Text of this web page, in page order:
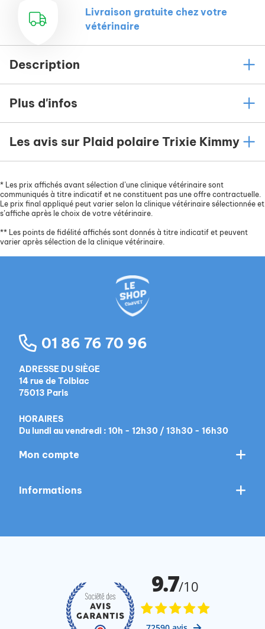
Livraison gratuite chez votre
vétérinaire
Description
Plus d'infos
Les avis sur Plaid polaire Trixie Kimmy
* Les prix affichés avant sélection d’une clinique vétérinaire sont
communiqués à titre indicatif et ne constituent pas une offre contractuelle.
Le prix final appliqué peut varier selon la clinique vétérinaire sélectionnée et
s’affiche après le choix de votre vétérinaire.
** Les points de fidélité affichés sont donnés à titre indicatif et peuvent
varier après sélection de la clinique vétérinaire.
01 86 76 70 96
ADRESSE DU SIÈGE
14 rue de Tolbiac
75013 Paris
HORAIRES
Du lundi au vendredi : 10h - 12h30 / 13h30 - 16h30
Mon compte
Informations